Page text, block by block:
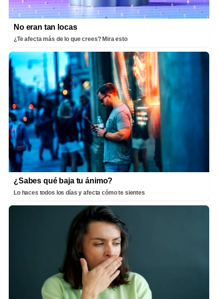
No eran tan locas
¿Te afecta más de lo que crees? Mira esto
¿Sabes qué baja tu ánimo?
Lo haces todos los días y afecta cómo te sientes